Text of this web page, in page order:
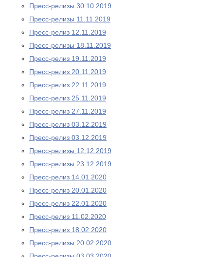
Пресс-релизы 30.10.2019
Пресс-релизы 11.11.2019
Пресс-релиз 12.11.2019
Пресс-релизы 18.11.2019
Пресс-релиз 19.11.2019
Пресс-релиз 20.11.2019
Пресс-релиз 22.11.2019
Пресс-релиз 25.11.2019
Пресс-релиз 27.11.2019
Пресс-релиз 03.12.2019
Пресс-релиз 03.12.2019
Пресс-релизы 12.12.2019
Пресс-релизы 23.12.2019
Пресс-релиз 14.01.2020
Пресс-релиз 20.01.2020
Пресс-релиз 22.01.2020
Пресс-релиз 11.02.2020
Пресс-релиз 18.02.2020
Пресс-релизы 20.02.2020